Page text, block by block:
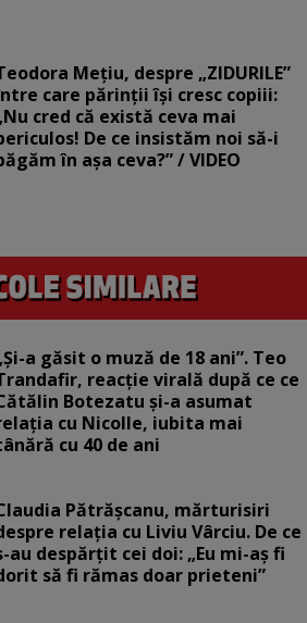
Mețiu, despre „ZIDURILE”
care părinții își cresc copiii:
cred că există ceva mai
De ce insistăm noi să-i
în așa ceva?” / VIDEO
a găsit o muză de 18 ani”. Teo
reacție virală după ce ce
Botezatu și-a asumat
cu Nicolle, iubita mai
cu 40 de ani
Pătrășcanu, mărturisiri
relația cu Liviu Vârciu. De ce
au despărțit cei doi: „Eu mi-aș fi
să fi rămas doar prieteni”